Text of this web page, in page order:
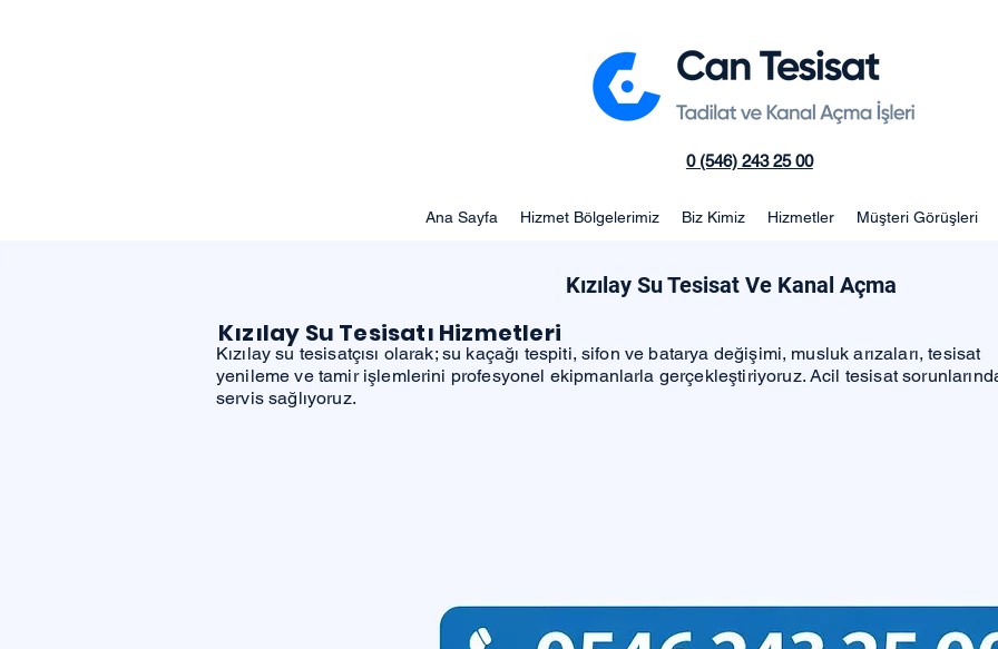
0 (546) 243 25 00
Ana Sayfa Hizmet Bölgelerimiz Biz Kimiz Hizmetler Müşteri Görüşleri
Kızılay Su Tesisat Ve Kanal Açma
Kızılay Su Tesisatı Hizmetleri
Kızılay su tesisatçısı olarak; su kaçağı tespiti, sifon ve batarya değişimi, musluk arızaları, tesisat
yenileme ve tamir işlemlerini profesyonel ekipmanlarla gerçekleştiriyoruz. Acil tesisat sorunlarında
servis sağlıyoruz.